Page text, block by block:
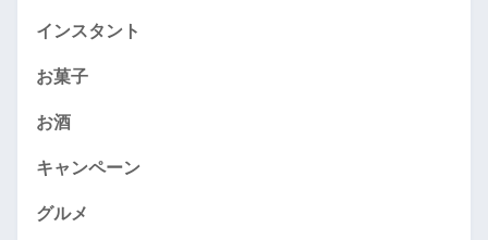
インスタント
お菓子
お酒
キャンペーン
グルメ